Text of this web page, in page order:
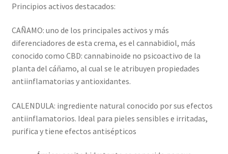
Principios activos destacados:
CAÑAMO: uno de los principales activos y más
diferenciadores de esta crema, es el cannabidiol, más
conocido como CBD: cannabinoide no psicoactivo de la
planta del cáñamo, al cual se le atribuyen propiedades
antiinflamatorias y antioxidantes.
CALENDULA: ingrediente natural conocido por sus efectos
antiinflamatorios. Ideal para pieles sensibles e irritadas,
purifica y tiene efectos antisépticos